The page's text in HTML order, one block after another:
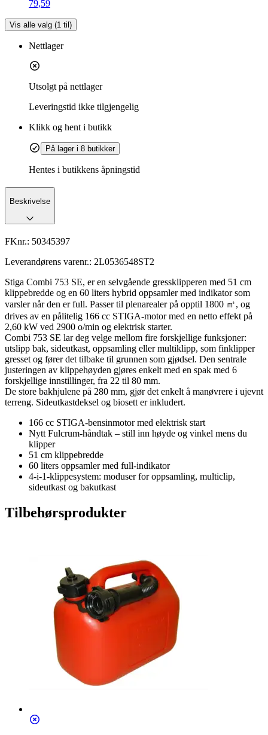
79,59
Vis alle valg (1 til)
Nettlager
Utsolgt på nettlager
Leveringstid ikke tilgjengelig
Klikk og hent i butikk
På lager i 8 butikker
Hentes i butikkens åpningstid
Beskrivelse
FKnr.: 50345397
Leverandørens varenr.: 2L0536548ST2
Stiga Combi 753 SE, er en selvgående gressklipperen med 51 cm
klippebredde og en 60 liters hybrid oppsamler med indikator som
varsler når den er full. Passer til plenarealer på opptil 1800 ㎡, og
drives av en pålitelig 166 cc STIGA-motor med en netto effekt på
2,60 kW ved 2900 o/min og elektrisk starter.
Combi 753 SE lar deg velge mellom fire forskjellige funksjoner:
utslipp bak, sideutkast, oppsamling eller multiklipp, som finklipper
gresset og fører det tilbake til grunnen som gjødsel. Den sentrale
justeringen av klippehøyden gjøres enkelt med en spak med 6
forskjellige innstillinger, fra 22 til 80 mm.
De store bakhjulene på 280 mm, gjør det enkelt å manøvrere i ujevnt
terreng. Sideutkastdeksel og biosett er inkludert.
166 cc STIGA-bensinmotor med elektrisk start
Nytt Fulcrum-håndtak – still inn høyde og vinkel mens du
klipper
51 cm klippebredde
60 liters oppsamler med full-indikator
4-i-1-klippesystem: moduser for oppsamling, multiclip,
sideutkast og bakutkast
Tilbehørsprodukter